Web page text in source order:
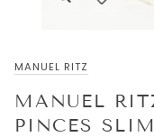
MANUEL RITZ
MANUEL
PINCES